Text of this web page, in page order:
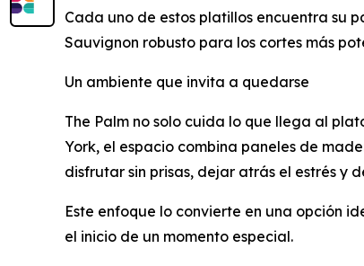
Cada uno de estos platillos encuentra su
Sauvignon robusto para los cortes más
Un ambiente que invita a quedarse
The Palm no solo cuida lo que llega al
York, el espacio combina paneles de
disfrutar sin prisas, dejar atrás el estrés y
Este enfoque lo convierte en una opción
el inicio de un momento especial.